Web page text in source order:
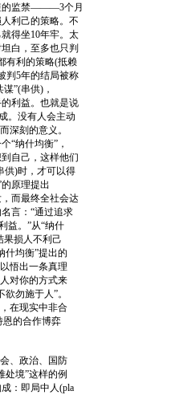
的监禁———3个月
利己的策略。不
得坐10年牢。太
白，至多也只判
有利的策略(抵赖
判5年的结局被称
”(串供)，
利益。也就是说
。没有人会主动
深刻的意义。
“纳什均衡”，
自己，这样他们
供)时，才可以得
原理提出
而最终全社会达
言：“通过追求
益。”从“纳什
果损人不利己
什均衡”提出的
悟出一条真理
对你的方式来
勿施于人”。
在现实中非合
恩的合作博弈
、政治、国防
处境”这样的例
：即局中人(pla